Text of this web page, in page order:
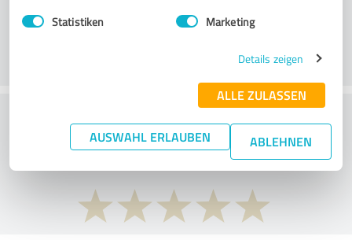
Statistiken Marketing
Details zeigen
ALLE ZULASSEN
AUSWAHL ERLAUBEN ABLEHNEN
Fiyat/performans oranı hakkında ne
düşünüyorsunuz?